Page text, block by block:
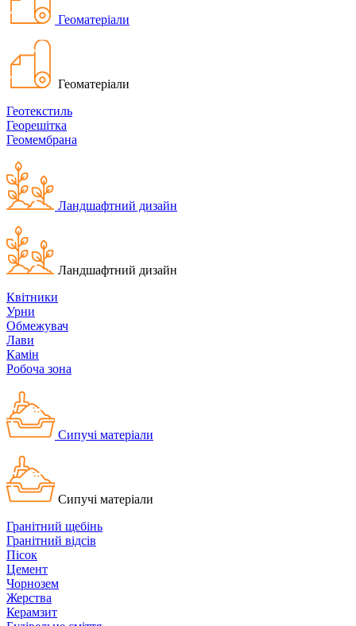
Геоматеріали
Геоматеріали
Геотекстиль
Георешітка
Геомембрана
Ландшафтний дизайн
Ландшафтний дизайн
Квітники
Урни
Обмежувач
Лави
Камін
Робоча зона
Сипучі матеріали
Сипучі матеріали
Гранітний щебінь
Гранітний відсів
Пісок
Цемент
Чорнозем
Жерства
Керамзит